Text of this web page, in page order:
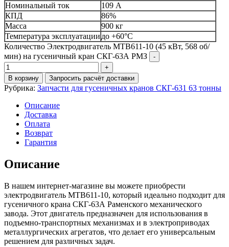
Номинальный ток
109 А
КПД
86%
Масса
900 кг
Температура эксплуатации до +60°C
Количество Электродвигатель МТВ611-10 (45 кВт, 568 об/
мин) на гусеничный кран СКГ-63А РМЗ
В корзину Запросить расчёт доставки
Рубрика: Запчасти для гусеничных кранов СКГ-631 63 тонны
Описание
Доставка
Оплата
Возврат
Гарантия
Описание
В нашем интернет-магазине вы можете приобрести
электродвигатель МТВ611-10, который идеально подходит для
гусеничного крана СКГ-63А Раменского механического
завода. Этот двигатель предназначен для использования в
подъемно-транспортных механизмах и в электроприводах
металлургических агрегатов, что делает его универсальным
решением для различных задач.